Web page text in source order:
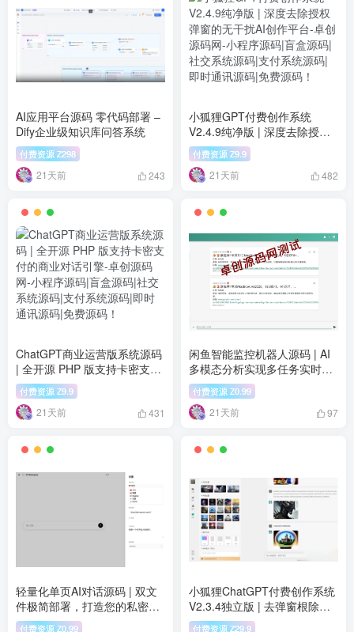
AI应用平台源码 零代码部署 –
Dify企业级知识库问答系统
付费资源 Z298
21天前 243
小狐狸GPT付费创作系统
V2.4.9纯净版 | 深度去除授权
弹窗的无干扰AI创作平台
付费资源 Z9.9
21天前 482
ChatGPT商业运营版系统源码
| 全开源 PHP 版支持卡密支付
的商业对话引擎
付费资源 Z9.9
21天前 431
闲鱼智能监控机器人源码 | AI
多模态分析实现多任务实时监
控付费资源 Z0.99
21天前 97
轻量化单页AI对话源码 | 双文
件极简部署，打造您的私密AI
助理
付费资源 Z0.99
小狐狸ChatGPT付费创作系统
V2.3.4独立版 | 去弹窗根除后
门的纯净AI创作平台
付费资源 Z29.9